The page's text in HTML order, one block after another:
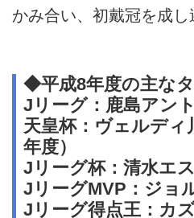
かみ合い、初戴冠を成し
◆平成8年度の主な
Jリーグ：鹿島アン
天皇杯：ヴェルディ
年度）
Jリーグ杯：清水エ
JリーグMVP：ジョ
Jリーグ得点王：カズ